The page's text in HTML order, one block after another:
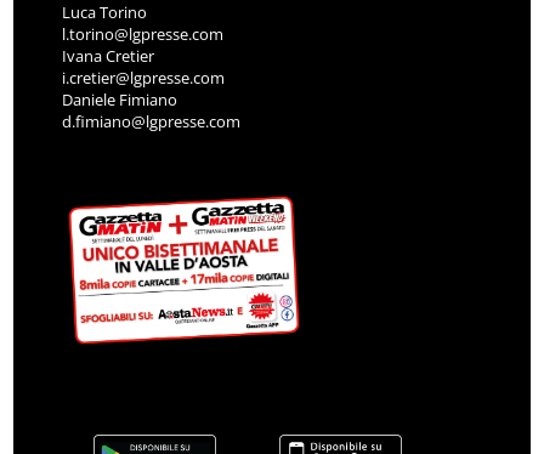
Luca Torino
l.torino@lgpresse.com
Ivana Cretier
i.cretier@lgpresse.com
Daniele Fimiano
d.fimiano@lgpresse.com